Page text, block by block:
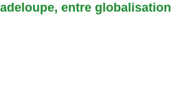
entre globalisation